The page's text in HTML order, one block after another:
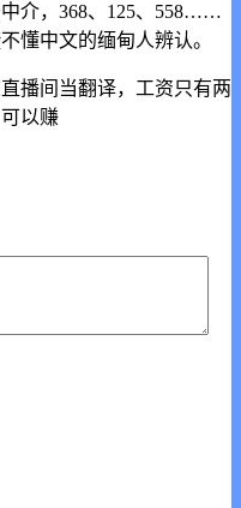
介，368、125、558……
懂中文的缅甸人辨认。
播间当翻译，工资只有两
以赚